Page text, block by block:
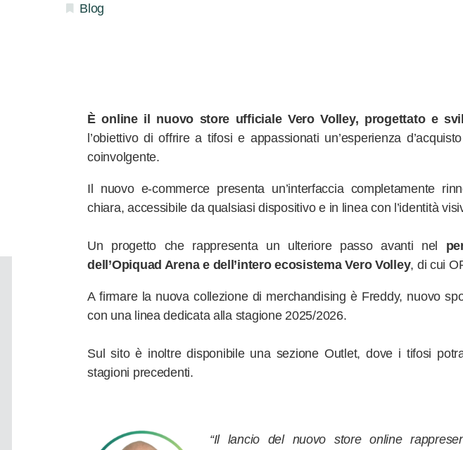
Blog
È online il nuovo store ufficiale Vero Volley, progettato e
l’obiettivo di offrire a tifosi e appassionati un’esperienza
coinvolgente.
Il nuovo e-commerce presenta un’interfaccia completamente
chiara, accessibile da qualsiasi dispositivo e in linea con l’identità
Un progetto che rappresenta un ulteriore passo avanti nel
dell’Opiquad Arena e dell’intero ecosistema Vero Volley, di cui
A firmare la nuova collezione di merchandising è Freddy, nuovo
con una linea dedicata alla stagione 2025/2026.
Sul sito è inoltre disponibile una sezione Outlet, dove i tifosi
stagioni precedenti.
“Il lancio del nuovo store online